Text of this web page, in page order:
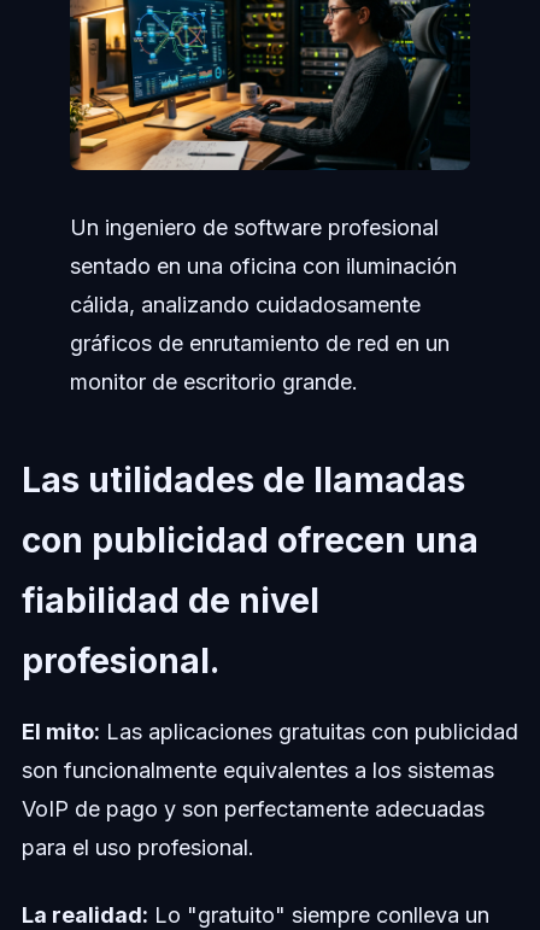
Un ingeniero de software profesional
sentado en una oficina con iluminación
cálida, analizando cuidadosamente
gráficos de enrutamiento de red en un
monitor de escritorio grande.
Las utilidades de llamadas
con publicidad ofrecen una
fiabilidad de nivel
profesional.
El mito: Las aplicaciones gratuitas con publicidad
son funcionalmente equivalentes a los sistemas
VoIP de pago y son perfectamente adecuadas
para el uso profesional.
La realidad: Lo "gratuito" siempre conlleva un